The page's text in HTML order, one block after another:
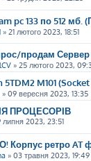
pc 133 по 512 мб.
» 21 лютого 2023, 18:51
продам Сервер
» 25 лютого 2023,
5TDM2 M101 (Socket
» 09 вересня 2023, 13:35
ПРОЦЕСОРІВ
липня 2023, 23:51
Корпус ретро AT
» 03 травня 2023, 19:49